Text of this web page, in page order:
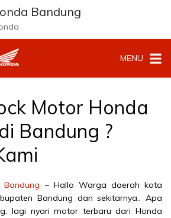
Bandung
MENU
Motor Honda
Bandung ?
– Hallo Warga daerah kota
Bandung dan sekitarnya.. Apa
lagi nyari motor terbaru dari Honda